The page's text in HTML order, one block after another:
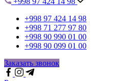
+998 97 424 14 98
+998 71 277 97 80
+998 90 990 01 00
+998 90 099 01 00
Заказать звонок